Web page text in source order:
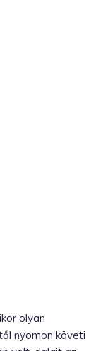
olyan
nyomon követi